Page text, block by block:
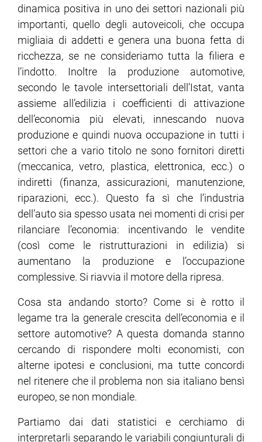
dinamica positiva in uno dei settori nazionali più
importanti, quello degli autoveicoli, che occupa
migliaia di addetti e genera una buona fetta di
ricchezza, se ne consideriamo tutta la filiera e
l’indotto. Inoltre la produzione automotive,
secondo le tavole intersettoriali dell’Istat, vanta
assieme all’edilizia i coefficienti di attivazione
dell’economia più elevati, innescando nuova
produzione e quindi nuova occupazione in tutti i
settori che a vario titolo ne sono fornitori diretti
(meccanica, vetro, plastica, elettronica, ecc.) o
indiretti (finanza, assicurazioni, manutenzione,
riparazioni, ecc.). Questo fa sì che l’industria
dell’auto sia spesso usata nei momenti di crisi per
rilanciare l’economia: incentivando le vendite
(così come le ristrutturazioni in edilizia) si
aumentano la produzione e l’occupazione
complessive. Si riavvia il motore della ripresa.
Cosa sta andando storto? Come si è rotto il
legame tra la generale crescita dell’economia e il
settore automotive? A questa domanda stanno
cercando di rispondere molti economisti, con
alterne ipotesi e conclusioni, ma tutte concordi
nel ritenere che il problema non sia italiano bensì
europeo, se non mondiale.
Partiamo dai dati statistici e cerchiamo di
interpretarli separando le variabili congiunturali di